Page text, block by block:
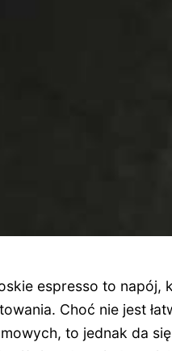
espresso to napój,
Choć nie jest
to jednak da